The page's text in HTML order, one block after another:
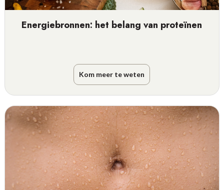
Energiebronnen: het belang van proteïnen
Kom meer te weten